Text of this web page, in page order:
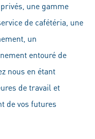
une gamme
de cafétéria, une
un
entouré de
nous en étant
de travail et
de vos futures